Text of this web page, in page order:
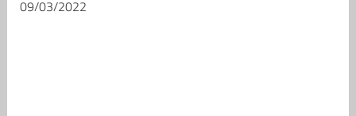
09/03/2022